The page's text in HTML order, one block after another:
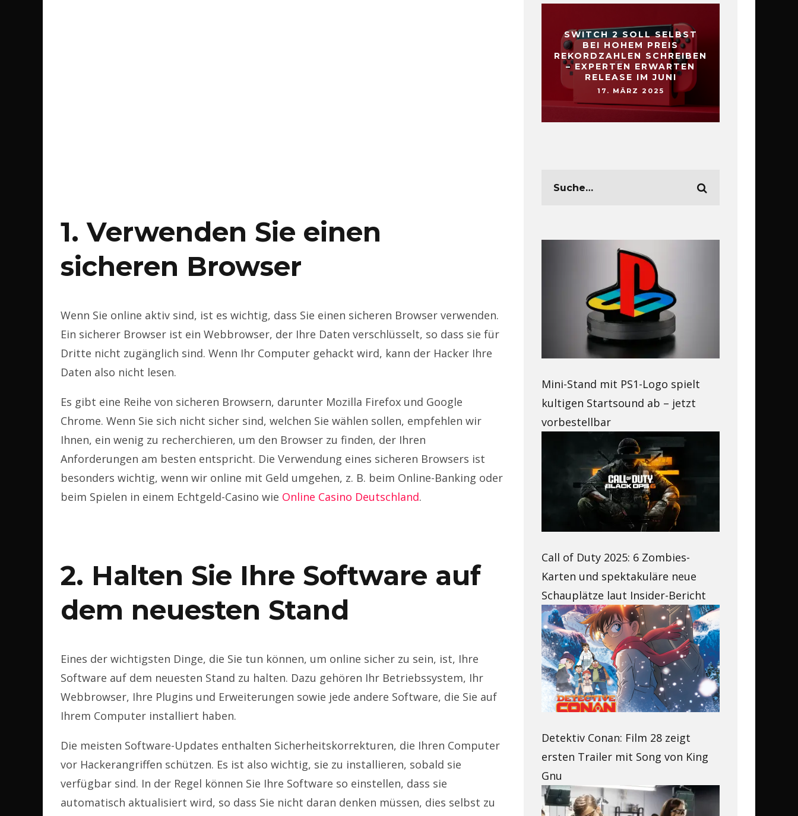
1. Verwenden Sie einen
sicheren Browser
Wenn Sie online aktiv sind, ist es wichtig, dass Sie einen sicheren Browser verwenden.
Ein sicherer Browser ist ein Webbrowser, der Ihre Daten verschlüsselt, so dass sie für
Dritte nicht zugänglich sind. Wenn Ihr Computer gehackt wird, kann der Hacker Ihre
Daten also nicht lesen.
Es gibt eine Reihe von sicheren Browsern, darunter Mozilla Firefox und Google
Chrome. Wenn Sie sich nicht sicher sind, welchen Sie wählen sollen, empfehlen wir
Ihnen, ein wenig zu recherchieren, um den Browser zu finden, der Ihren
Anforderungen am besten entspricht. Die Verwendung eines sicheren Browsers ist
besonders wichtig, wenn wir online mit Geld umgehen, z. B. beim Online-Banking oder
beim Spielen in einem Echtgeld-Casino wie Online Casino Deutschland.
2. Halten Sie Ihre Software auf
dem neuesten Stand
Eines der wichtigsten Dinge, die Sie tun können, um online sicher zu sein, ist, Ihre
Software auf dem neuesten Stand zu halten. Dazu gehören Ihr Betriebssystem, Ihr
Webbrowser, Ihre Plugins und Erweiterungen sowie jede andere Software, die Sie auf
Ihrem Computer installiert haben.
Die meisten Software-Updates enthalten Sicherheitskorrekturen, die Ihren Computer
vor Hackerangriffen schützen. Es ist also wichtig, sie zu installieren, sobald sie
verfügbar sind. In der Regel können Sie Ihre Software so einstellen, dass sie
automatisch aktualisiert wird, so dass Sie nicht daran denken müssen, dies selbst zu
SWITCH 2 SOLL SELBST
BEI HOHEM PREIS
REKORDZAHLEN SCHREIBEN
– EXPERTEN ERWARTEN
RELEASE IM JUNI
17. MÄRZ 2025
Mini-Stand mit PS1-Logo spielt
kultigen Startsound ab – jetzt
vorbestellbar
Call of Duty 2025: 6 Zombies-
Karten und spektakuläre neue
Schauplätze laut Insider-Bericht
Detektiv Conan: Film 28 zeigt
ersten Trailer mit Song von King
Gnu